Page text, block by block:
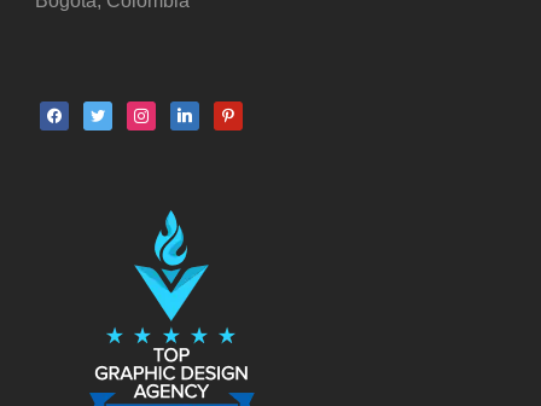
facebooktwitter instagramlinkedinpinterest